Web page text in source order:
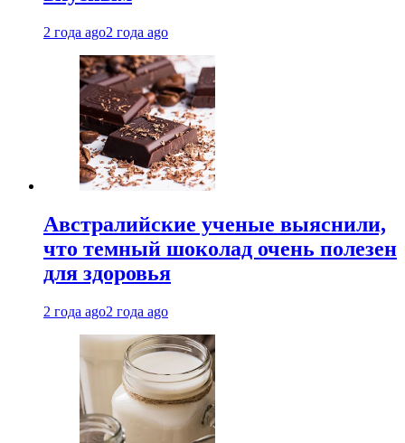
2 года ago2 года ago
Австралийские ученые выяснили,
что темный шоколад очень полезен
для здоровья
2 года ago2 года ago